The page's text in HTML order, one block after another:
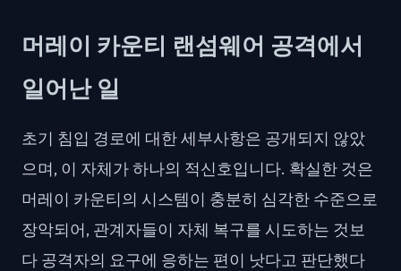
머레이 카운티 랜섬웨어 공격에서
일어난 일
초기 침입 경로에 대한 세부사항은 공개되지 않았
으며, 이 자체가 하나의 적신호입니다. 확실한 것은
머레이 카운티의 시스템이 충분히 심각한 수준으로
장악되어, 관계자들이 자체 복구를 시도하는 것보
다 공격자의 요구에 응하는 편이 낫다고 판단했다